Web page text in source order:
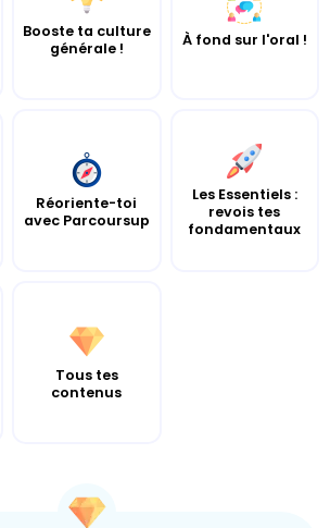
Booste ta culture
générale !
À fond sur l'oral !
Réoriente-toi
avec Parcoursup
Les Essentiels :
revois tes
fondamentaux
Tous tes
contenus